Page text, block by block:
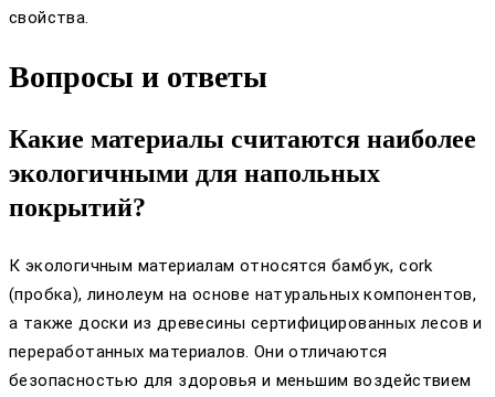
свойства.
Вопросы и ответы
Какие материалы считаются наиболее
экологичными для напольных
покрытий?
К экологичным материалам относятся бамбук, cork
(пробка), линолеум на основе натуральных компонентов,
а также доски из древесины сертифицированных лесов и
переработанных материалов. Они отличаются
безопасностью для здоровья и меньшим воздействием